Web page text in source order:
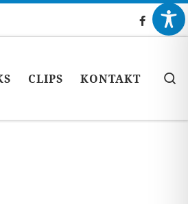
CLIPS KONTAKT